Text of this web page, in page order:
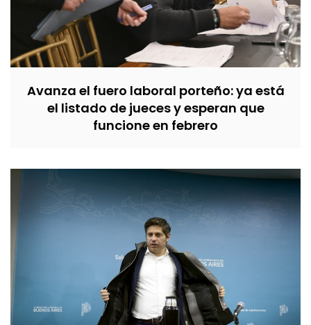
Avanza el fuero laboral porteño: ya está
el listado de jueces y esperan que
funcione en febrero